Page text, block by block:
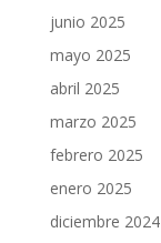
junio 2025
mayo 2025
abril 2025
marzo 2025
febrero 2025
enero 2025
diciembre 2024